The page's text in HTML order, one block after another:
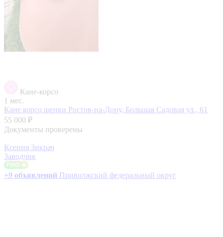
Кане-корсо
1 мес.
Кане корсо щенки Ростов-на-Дону, Большая Садовая ул., 61
55 000 ₽
Документы проверены
Ксения Зикрач
Заводчик
+9 объявлений Приволжский федеральный округ